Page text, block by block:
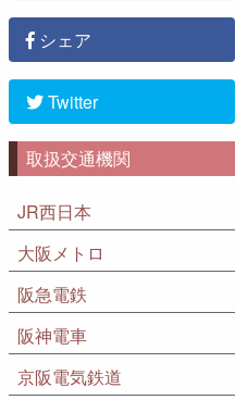
シェア
Twitter
取扱交通機関
JR西日本
大阪メトロ
阪急電鉄
阪神電車
京阪電気鉄道